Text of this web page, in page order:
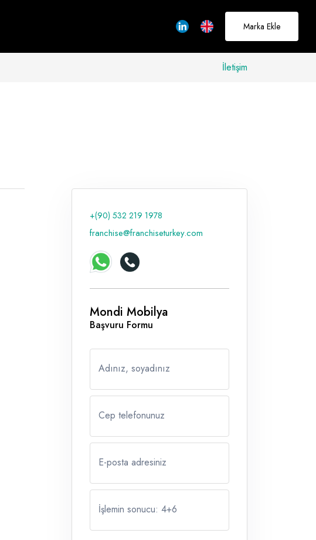
buradayız
Hakkımızda
Marka Ekle
İletişim
+(90) 532 219 1978
franchise@franchiseturkey.com
Mondi Mobilya
Başvuru Formu
Adınız, soyadınız
Cep telefonunuz
E-posta adresiniz
İşlemin sonucu: 4+6